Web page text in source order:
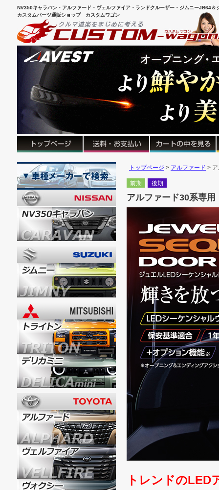
NV350キャラバン・アルファード・ヴェルファイア・ランドクルーザー・ジムニーJB64
カスタムパーツ通販ショップ カスタムワゴン
トップページ アルファード
前期 後期
アルファード30系専
トレンドのLED